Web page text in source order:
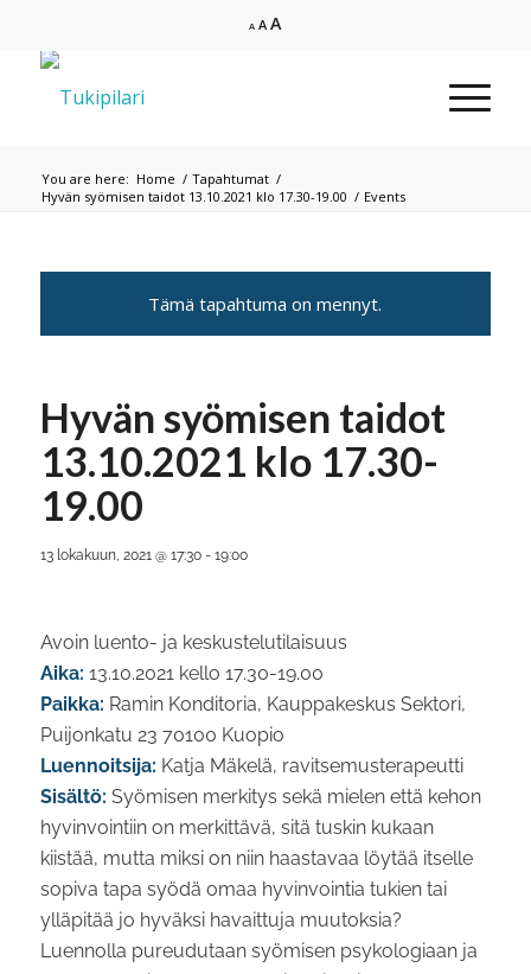
A Decrease
AReset
font
AIncrease
font
You are here: Home / Tapahtumat /
Hyvän syömisen taidot 13.10.2021 klo 17.30-19.00 / Events
Tämä tapahtuma on mennyt.
Hyvän syömisen taidot
13.10.2021 klo 17.30-
19.00
13 lokakuun, 2021 @ 17:30- 19:00
Avoin luento- ja keskustelutilaisuus
Aika: 13.10.2021 kello 17.30-19.00
Paikka: Ramin Konditoria, Kauppakeskus Sektori,
Puijonkatu 23 70100 Kuopio
Luennoitsija: Katja Mäkelä, ravitsemusterapeutti
Sisältö: Syömisen merkitys sekä mielen että kehon
hyvinvointiin on merkittävä, sitä tuskin kukaan
kiistää, mutta miksi on niin haastavaa löytää itselle
sopiva tapa syödä omaa hyvinvointia tukien tai
ylläpitää jo hyväksi havaittuja muutoksia?
Luennolla pureudutaan syömisen psykologiaan ja